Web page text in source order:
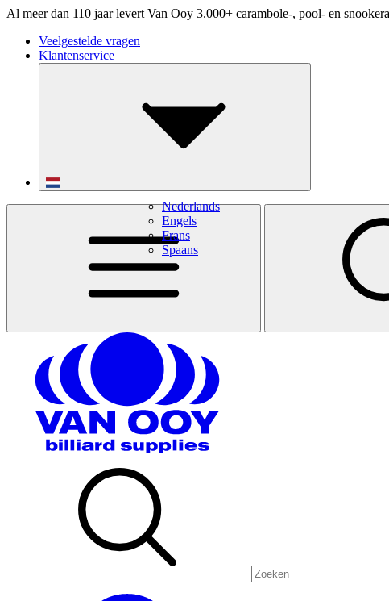
Al meer dan 110 jaar levert Van Ooy 3.000+ carambole-, pool- en
Veelgestelde vragen
Klantenservice
Nederlands
Engels
Frans
Spaans